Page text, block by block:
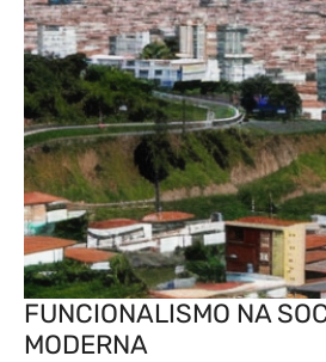
FUNCIONALISMO NA
MODERNA